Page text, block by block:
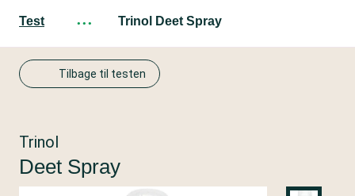
Test ··· Trinol Deet Spray
Tilbage til testen
Trinol
Deet Spray